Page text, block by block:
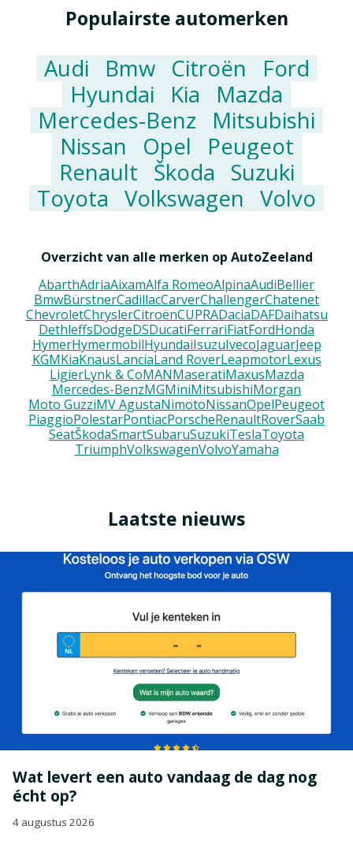
Populairste automerken
Audi Bmw Citroën
Ford
Hyundai
Kia
Mazda
Mercedes-Benz
Mitsubishi
Nissan
Opel
Peugeot
Renault Škoda
Suzuki
Toyota Volkswagen Volvo
Overzicht van alle merken op AutoZeeland
AbarthAdriaAixamAlfa RomeoAlpinaAudiBellier
BmwBürstnerCadillacCarverChallengerChatenet
ChevroletChryslerCitroënCUPRADaciaDAFDaihatsu
DethleffsDodgeDSDucatiFerrariFiatFordHonda
HymerHymermobilHyundaiIsuzuIvecoJaguarJeep
KGMKiaKnausLanciaLand RoverLeapmotorLexus
LigierLynk & CoMANMaseratiMaxusMazda
Mercedes-BenzMGMiniMitsubishiMorgan
Moto GuzziMV AgustaNimotoNissanOpelPeugeot
PiaggioPolestarPontiacPorscheRenaultRoverSaab
SeatŠkodaSmartSubaruSuzukiTeslaToyota
TriumphVolkswagenVolvoYamaha
Laatste nieuws
Wat levert een auto vandaag de dag nog
écht op?
4 augustus 2026